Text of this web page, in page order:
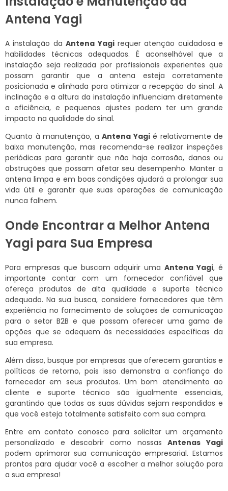
Antena Yagi
A instalação daAntena Yagirequer atenção cuidadosa e
habilidades técnicas adequadas. É aconselhável que a
instalação seja realizada por profissionais experientes que
possam garantir que a antena esteja corretamente
posicionada e alinhada para otimizar a recepção do sinal. A
inclinação e a altura da instalação influenciam diretamente
a eficiência, e pequenos ajustes podem ter um grande
impacto na qualidade do sinal.
Quanto à manutenção, a Antena Yagié relativamente de
baixa manutenção, mas recomenda-se realizar inspeções
periódicas para garantir que não haja corrosão, danos ou
obstruções que possam afetar seu desempenho. Manter a
antena limpa e em boas condições ajudará a prolongar sua
vida útil e garantir que suas operações de comunicação
nunca falhem.
Onde Encontrar a Melhor Antena
Yagi para Sua Empresa
Para empresas que buscam adquirir uma Antena Yagi, é
importante contar com um fornecedor confiável que
ofereça produtos de alta qualidade e suporte técnico
adequado. Na sua busca, considere fornecedores que têm
experiência no fornecimento de soluções de comunicação
para o setor B2B e que possam oferecer uma gama de
opções que se adequem às necessidades específicas da
sua empresa.
Além disso, busque por empresas que oferecem garantias e
políticas de retorno, pois isso demonstra a confiança do
fornecedor em seus produtos. Um bom atendimento ao
cliente e suporte técnico são igualmente essenciais,
garantindo que todas as suas dúvidas sejam respondidas e
que você esteja totalmente satisfeito com sua compra.
Entre em contato conosco para solicitar um orçamento
personalizado e descobrir como nossasAntenas Yagi
podem aprimorar sua comunicação empresarial. Estamos
prontos para ajudar você a escolher a melhor solução para
a sua empresa!